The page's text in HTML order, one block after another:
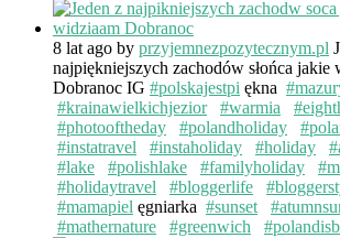
8 lat ago by przyjemnezpozytecznym.pl
najpiękniejszych zachodów słońca jakie
Dobranoc IG #polskajestpi ękna
#krainawielkichjezior
#warmia
#photooftheday
#polandholiday
#instatravel
#instaholiday #holiday
#lake
#polishlake #familyholiday
#holidaytravel
#bloggerlife
#mamapiel ęgniarka #sunset
#mathernature
#greenwich